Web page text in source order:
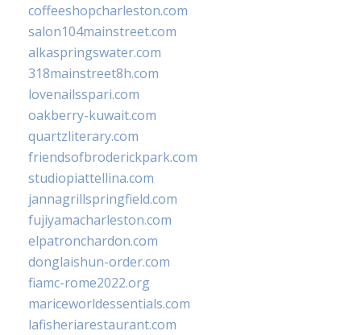
coffeeshopcharleston.com
salon104mainstreet.com
alkaspringswater.com
318mainstreet8h.com
lovenailsspari.com
oakberry-kuwait.com
quartzliterary.com
friendsofbroderickpark.com
studiopiattellina.com
jannagrillspringfield.com
fujiyamacharleston.com
elpatronchardon.com
donglaishun-order.com
fiamc-rome2022.org
mariceworldessentials.com
lafisheriarestaurant.com